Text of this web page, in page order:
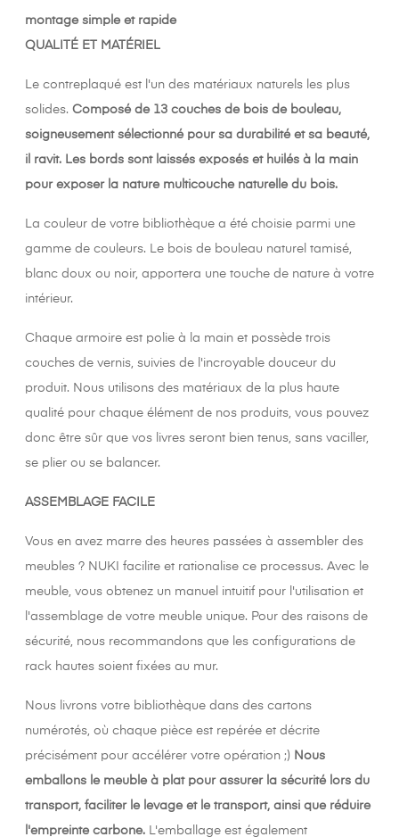
montage simple et rapide
QUALITÉ ET MATÉRIEL
Le contreplaqué est l'un des matériaux naturels les plus
solides. Composé de 13 couches de bois de bouleau,
soigneusement sélectionné pour sa durabilité et sa beauté,
il ravit. Les bords sont laissés exposés et huilés à la main
pour exposer la nature multicouche naturelle du bois.
La couleur de votre bibliothèque a été choisie parmi une
gamme de couleurs. Le bois de bouleau naturel tamisé,
blanc doux ou noir, apportera une touche de nature à votre
intérieur.
Chaque armoire est polie à la main et possède trois
couches de vernis, suivies de l'incroyable douceur du
produit. Nous utilisons des matériaux de la plus haute
qualité pour chaque élément de nos produits, vous pouvez
donc être sûr que vos livres seront bien tenus, sans vaciller,
se plier ou se balancer.
ASSEMBLAGE FACILE
Vous en avez marre des heures passées à assembler des
meubles ? NUKI facilite et rationalise ce processus. Avec le
meuble, vous obtenez un manuel intuitif pour l'utilisation et
l'assemblage de votre meuble unique. Pour des raisons de
sécurité, nous recommandons que les configurations de
rack hautes soient fixées au mur.
Nous livrons votre bibliothèque dans des cartons
numérotés, où chaque pièce est repérée et décrite
précisément pour accélérer votre opération ;) Nous
emballons le meuble à plat pour assurer la sécurité lors du
transport, faciliter le levage et le transport, ainsi que réduire
l'empreinte carbone. L'emballage est également